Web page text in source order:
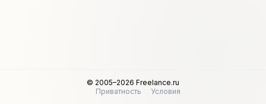
© 2005–2026 Freelance.ru
Приватность
Условия